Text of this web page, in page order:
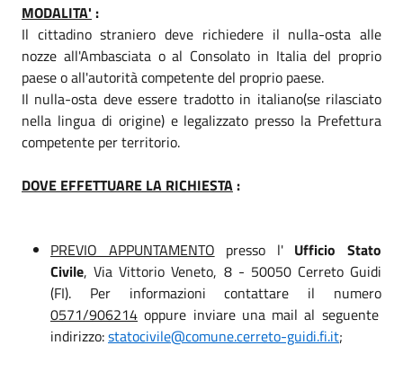
MODALITA' :
Il cittadino straniero deve richiedere il nulla-osta alle
nozze all'Ambasciata o al Consolato in Italia del proprio
paese o all'autorità competente del proprio paese.
Il nulla-osta deve essere tradotto in italiano(se rilasciato
nella lingua di origine) e legalizzato presso la Prefettura
competente per territorio.
DOVE EFFETTUARE LA RICHIESTA:
PREVIO APPUNTAMENTO presso l'Ufficio Stato
Civile, Via Vittorio Veneto, 8 - 50050 Cerreto Guidi
(FI). Per informazioni contattare il numero
0571/906214 oppure inviare una mail al seguente
indirizzo:statocivile@comune.cerreto-guidi.fi.it;